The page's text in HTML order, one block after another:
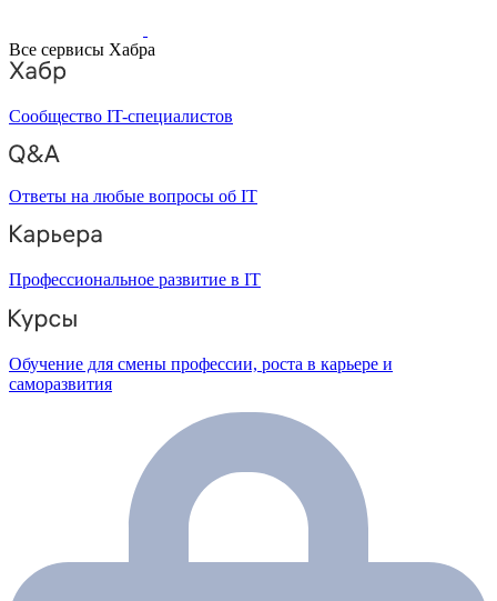
Все сервисы Хабра
Сообщество IT-специалистов
Ответы на любые вопросы об IT
Профессиональное развитие в IT
Обучение для смены профессии, роста в карьере и
саморазвития